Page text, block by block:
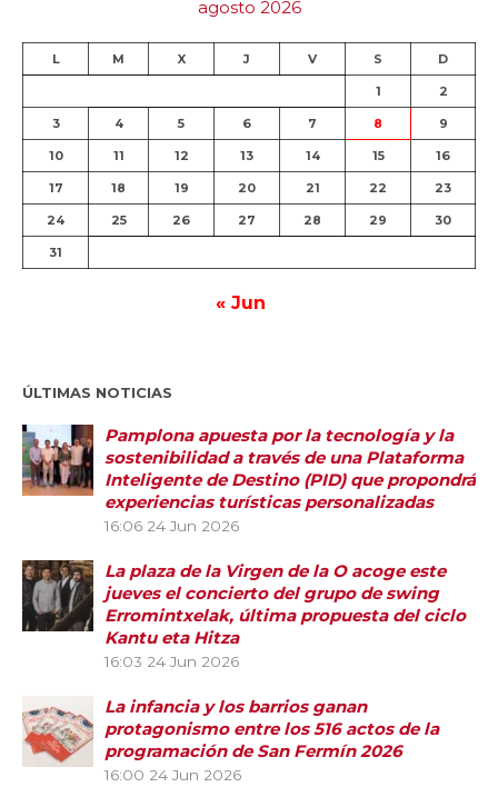
agosto 2026
L M X J V S D
1 2
3 4 5 6 7 8 9
10 11 12 13 14 15 16
17 18 19 20 21 22 23
24 25 26 27 28 29 30
31
« Jun
ÚLTIMAS NOTICIAS
Pamplona apuesta por la tecnología y la
sostenibilidad a través de una Plataforma
Inteligente de Destino (PID) que propondrá
experiencias turísticas personalizadas
16:06 24 Jun 2026
La plaza de la Virgen de la O acoge este
jueves el concierto del grupo de swing
Erromintxelak, última propuesta del ciclo
Kantu eta Hitza
16:03 24 Jun 2026
La infancia y los barrios ganan
protagonismo entre los 516 actos de la
programación de San Fermín 2026
16:00 24 Jun 2026